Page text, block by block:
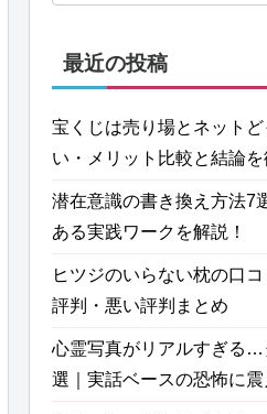
最近の投稿
宝くじは売り場とネット
い・メリット比較と結論を
潜在意識の書き換え方法7
ある実践ワークを解説！
ヒツジのいらない枕の口
評判・悪い評判まとめ
心霊写真がリアルすぎる…
選｜実話ベースの恐怖に震